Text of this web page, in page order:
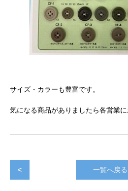
サイズ・カラーも豊富です。
気になる商品がありましたら各営業
< 一覧へ戻る